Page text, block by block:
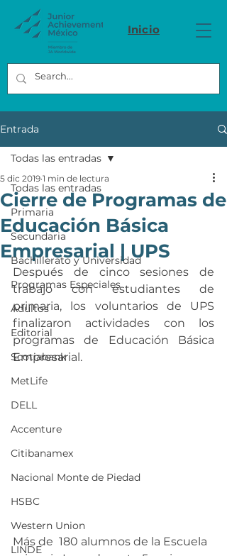
Inicio
Entrada
Todas las entradas
Primaria
Secundaria
Bachillerato y Universidad
Programas Especiales
Adultos
Editorial
Scotiabank
MetLife
DELL
Accenture
Citibanamex
Nacional Monte de Piedad
HSBC
Western Union
LINDE
Todas las entradas
Cierre de Programas de
Educación Básica
Empresarial | UPS
5 dic 2019 1 min de lectura
Después de cinco sesiones de
trabajo con estudiantes de
primaria, los voluntarios de UPS
finalizaron actividades con los
programas de Educación Básica
Empresarial.
Más de  180 alumnos de la Escuela